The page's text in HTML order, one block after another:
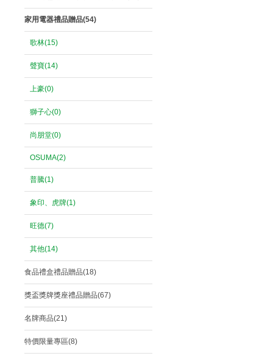
家用電器禮品贈品(54)
歌林(15)
聲寶(14)
上豪(0)
獅子心(0)
尚朋堂(0)
OSUMA(2)
普騰(1)
象印、虎牌(1)
旺德(7)
其他(14)
食品禮盒禮品贈品(18)
獎盃獎牌獎座禮品贈品(67)
名牌商品(21)
特價限量專區(8)